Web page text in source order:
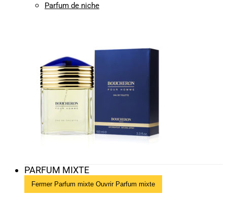
Parfum de niche
PARFUM MIXTE
Fermer Parfum mixte Ouvrir Parfum mixte